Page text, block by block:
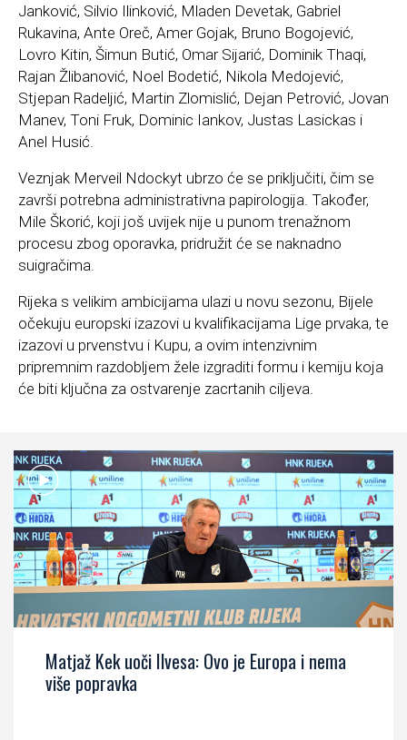
Janković, Silvio Ilinković, Mladen Devetak, Gabriel
Rukavina, Ante Oreč, Amer Gojak, Bruno Bogojević,
Lovro Kitin, Šimun Butić, Omar Sijarić, Dominik Thaqi,
Rajan Žlibanović, Noel Bodetić, Nikola Medojević,
Stjepan Radeljić, Martin Zlomislić, Dejan Petrović, Jovan
Manev, Toni Fruk, Dominic Iankov, Justas Lasickas i
Anel Husić.
Veznjak Merveil Ndockyt ubrzo će se priključiti, čim se
završi potrebna administrativna papirologija. Također,
Mile Škorić, koji još uvijek nije u punom trenažnom
procesu zbog oporavka, pridružit će se naknadno
suigračima.
Rijeka s velikim ambicijama ulazi u novu sezonu, Bijele
očekuju europski izazovi u kvalifikacijama Lige prvaka, te
izazovi u prvenstvu i Kupu, a ovim intenzivnim
pripremnim razdobljem žele izgraditi formu i kemiju koja
će biti ključna za ostvarenje zacrtanih ciljeva.
Matjaž Kek uoči Ilvesa: Ovo je Europa i nema
više popravka